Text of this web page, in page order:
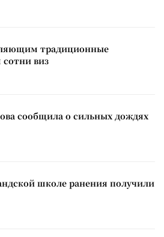
традиционные
виз
сообщила о сильных дождях
школе ранения получили